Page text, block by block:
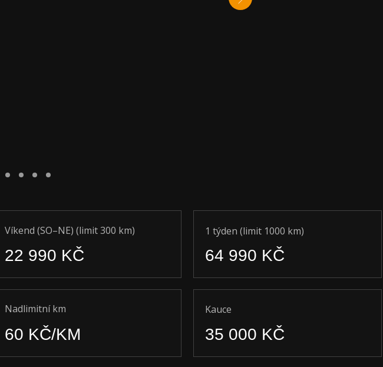
64 990 KČ
1 týden (limit 1000 km)
22 990 KČ
Víkend (SO–NE) (limit 300 km)
60 KČ/KM
Nadlimitní km
35 000 KČ
Kauce